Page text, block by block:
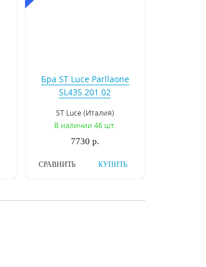
Бра ST Luce Parllaone
SL435.201.02
ST Luce (Италия)
В наличии 46 шт.
7730 р.
КУПИТЬ
СРАВНИТЬ